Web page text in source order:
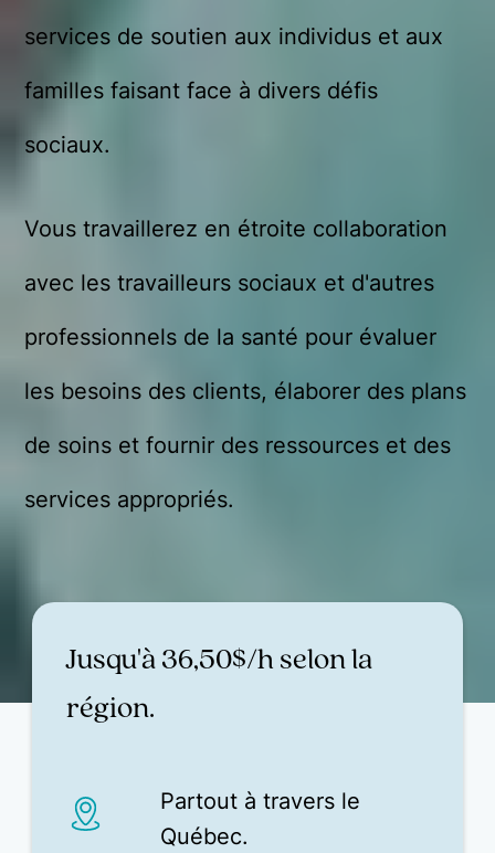
services de soutien aux individus et aux
familles faisant face à divers défis
sociaux.
Vous travaillerez en étroite collaboration
avec les travailleurs sociaux et d'autres
professionnels de la santé pour évaluer
les besoins des clients, élaborer des plans
de soins et fournir des ressources et des
services appropriés.
Jusqu'à 36,50$/h selon la
région.
Partout à travers le
Québec.